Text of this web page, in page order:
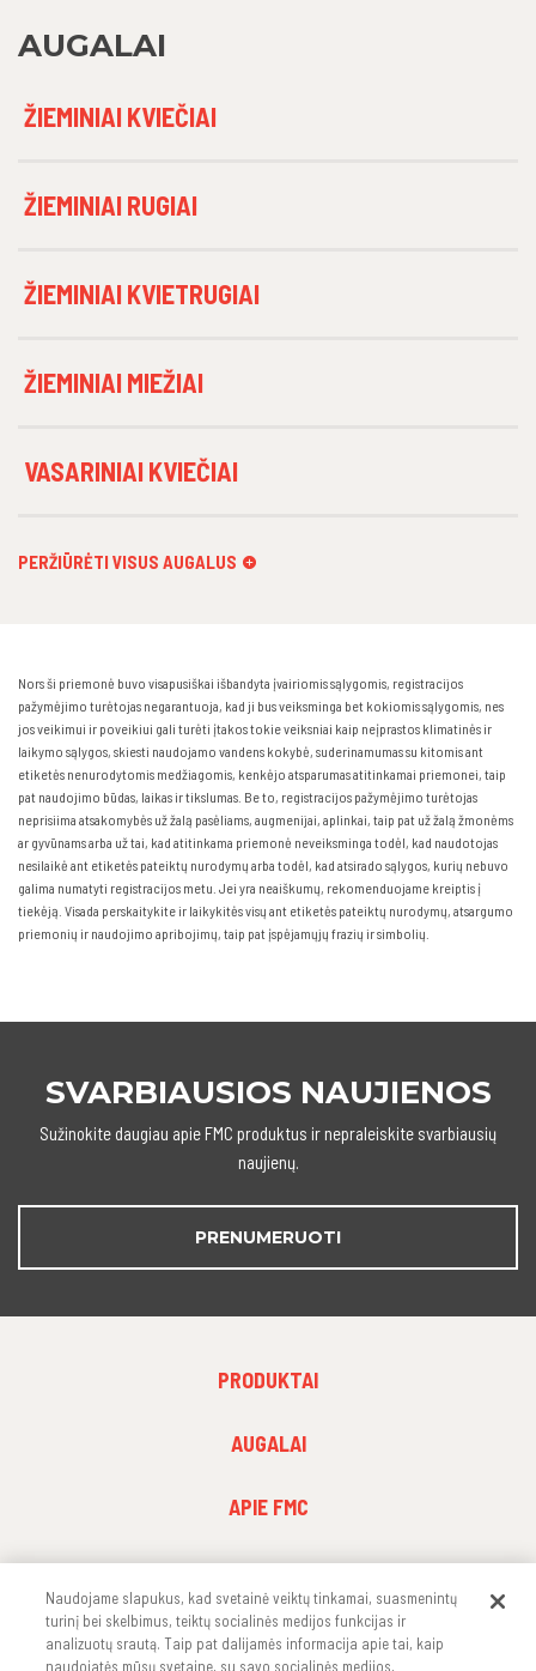
AUGALAI
ŽIEMINIAI KVIEČIAI
ŽIEMINIAI RUGIAI
ŽIEMINIAI KVIETRUGIAI
ŽIEMINIAI MIEŽIAI
VASARINIAI KVIEČIAI
PERŽIŪRĖTI VISUS AUGALUS
Nors ši priemonė buvo visapusiškai išbandyta įvairiomis sąlygomis, registracijos
pažymėjimo turėtojas negarantuoja, kad ji bus veiksminga bet kokiomis sąlygomis, nes
jos veikimui ir poveikiui gali turėti įtakos tokie veiksniai kaip neįprastos klimatinės ir
laikymo sąlygos, skiesti naudojamo vandens kokybė, suderinamumas su kitomis ant
etiketės nenurodytomis medžiagomis, kenkėjo atsparumas atitinkamai priemonei, taip
pat naudojimo būdas, laikas ir tikslumas. Be to, registracijos pažymėjimo turėtojas
neprisiima atsakomybės už žalą pasėliams, augmenijai, aplinkai, taip pat už žalą žmonėms
ar gyvūnams arba už tai, kad atitinkama priemonė neveiksminga todėl, kad naudotojas
nesilaikė ant etiketės pateiktų nurodymų arba todėl, kad atsirado sąlygos, kurių nebuvo
galima numatyti registracijos metu. Jei yra neaiškumų, rekomenduojame kreiptis į
tiekėją. Visada perskaitykite ir laikykitės visų ant etiketės pateiktų nurodymų, atsargumo
priemonių ir naudojimo apribojimų, taip pat įspėjamųjų frazių ir simbolių.
SVARBIAUSIOS NAUJIENOS
Sužinokite daugiau apie FMC produktus ir nepraleiskite svarbiausių
naujienų.
PRENUMERUOTI
PRODUKTAI
AUGALAI
APIE FMC
SEKITE MUS
Naudojame slapukus, kad svetainė veiktų tinkamai, suasmenintų
turinį bei skelbimus, teiktų socialinės medijos funkcijas ir
analizuotų srautą. Taip pat dalijamės informacija apie tai, kaip
naudojatės mūsų svetaine, su savo socialinės medijos,